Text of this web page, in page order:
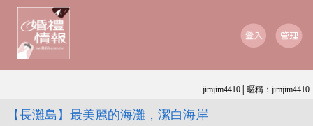
jimjim4410│暱稱：jimjim4410
【長灘島】最美麗的海灘，潔白海岸